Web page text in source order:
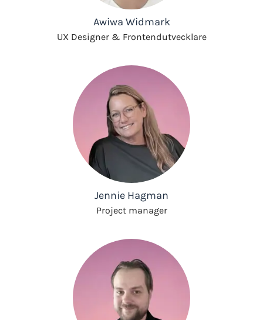
Awiwa Widmark
UX Designer & Frontendutvecklare
Jennie Hagman
Project manager